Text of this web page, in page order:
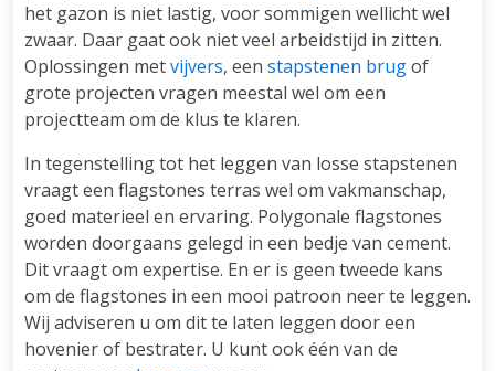
het gazon is niet lastig, voor sommigen wellicht wel
zwaar. Daar gaat ook niet veel arbeidstijd in zitten.
Oplossingen metvijvers, een stapstenen brugof
grote projecten vragen meestal wel om een
projectteam om de klus te klaren.
In tegenstelling tot het leggen van losse stapstenen
vraagt een flagstones terras wel om vakmanschap,
goed materieel en ervaring. Polygonale flagstones
worden doorgaans gelegd in een bedje van cement.
Dit vraagt om expertise. En er is geen tweede kans
om de flagstones in een mooi patroon neer te leggen.
Wij adviseren u om dit te laten leggen door een
hovenier of bestrater. U kunt ook één van de